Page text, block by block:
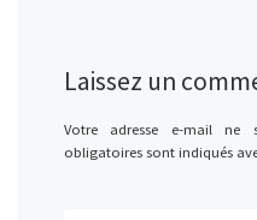
Laissez un
Votre adresse e-mail ne
obligatoires sont indiqués